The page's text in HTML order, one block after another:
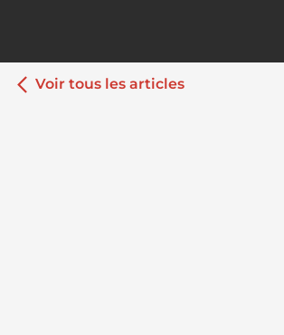
Voir tous les articles